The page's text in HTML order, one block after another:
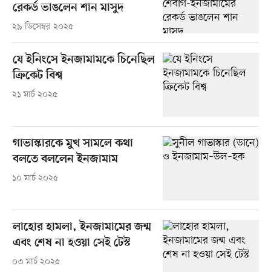
রেকর্ড ভাঙলেন শান মাসুদ
২৯ ডিসেম্বর ২০২৫
যে ইনিংসে ইনজামামকে চিনেছিল
ক্রিকেট বিশ্ব
২১ মার্চ ২০২৫
গাভাস্কারকে মুখ সামলে কথা
বলতে বললেন ইনজামাম
১০ মার্চ ২০২৫
লাহোর হামলা, ইনজামামের জন্ম
এবং শেষ না হওয়া সেই টেস্ট
০৩ মার্চ ২০২৫